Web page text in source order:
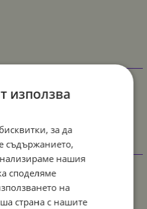
използва
за да
съдържанието,
нашия
споделяме
на
страна с нашите